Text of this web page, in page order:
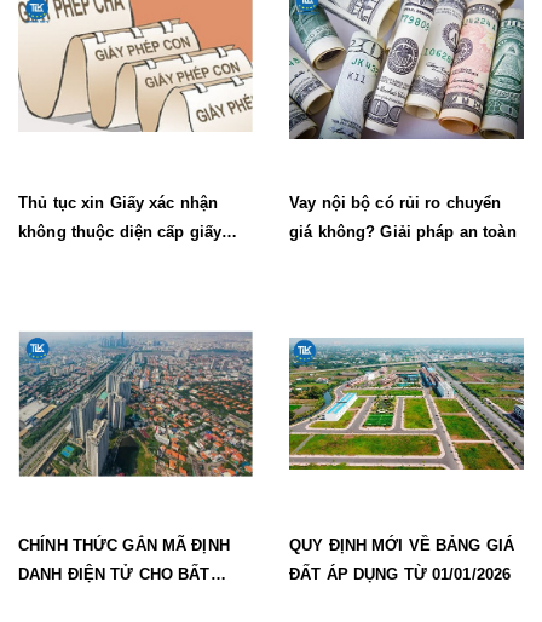
Thủ tục xin Giấy xác nhận
không thuộc diện cấp giấy
Vay nội bộ có rủi ro chuyển
giá không? Giải pháp an toàn
CHÍNH THỨC GẮN MÃ ĐỊNH
DANH ĐIỆN TỬ CHO BẤT
QUY ĐỊNH MỚI VỀ BẢNG GIÁ
ĐẤT ÁP DỤNG TỪ 01/01/2026